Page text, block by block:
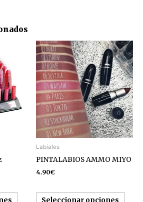
producto
múltiples
variantes.
Las
opciones
producto
Labiales
PINTALABIOS AMMO MIYO
4.90€
Este
tiene
Las
se
en